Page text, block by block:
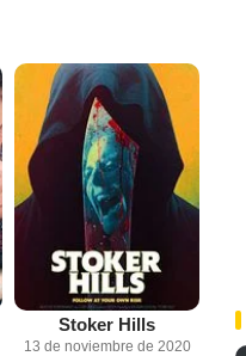
Stoker Hills
13 de noviembre de 2020